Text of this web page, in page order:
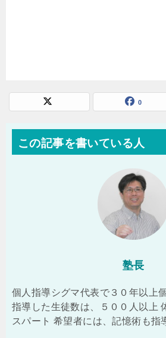
0
この記事を書いている人
塾長
個人指導シグマ代表で３０年以上
指導した生徒数は、５００人以上
スパート 希望者には、記憶術も指